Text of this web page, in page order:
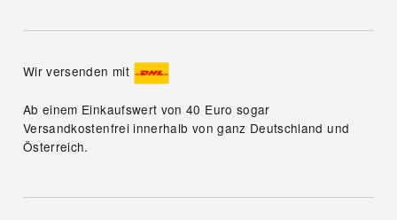
Wir versenden mit
Ab einem Einkaufswert von 40 Euro sogar
Versandkostenfrei innerhalb von ganz Deutschland und
Österreich.